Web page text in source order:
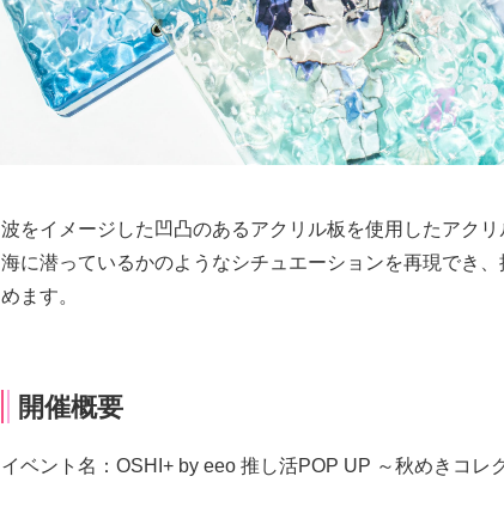
波をイメージした凹凸のあるアクリル板を使用したアク
海に潜っているかのようなシチュエーションを再現でき
めます。
開催概要
イベント名：OSHI+ by eeo 推し活POP UP ～秋めきコレ